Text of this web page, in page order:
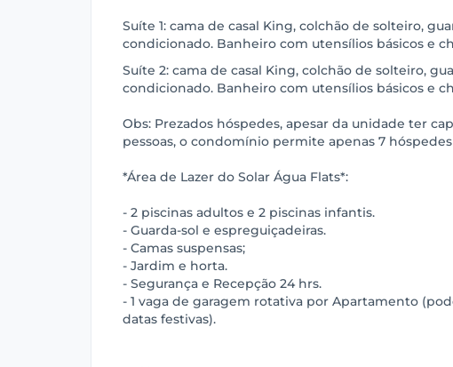
Suíte 1: cama de casal King, colchão de solteiro,
condicionado. Banheiro com utensílios básicos e
Suíte 2: cama de casal King, colchão de solteiro,
condicionado. Banheiro com utensílios básicos e
Obs: Prezados hóspedes, apesar da unidade ter
pessoas, o condomínio permite apenas 7
*Área de Lazer do Solar Água Flats*:
- 2 piscinas adultos e 2 piscinas infantis.
- Guarda-sol e espreguiçadeiras.
- Camas suspensas;
- Jardim e horta.
- Segurança e Recepção 24 hrs.
- 1 vaga de garagem rotativa por Apartamento
datas festivas).